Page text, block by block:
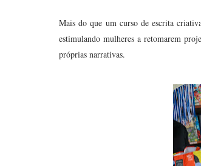
Mais do que um curso de escrita
estimulando mulheres a retomarem
próprias narrativas.